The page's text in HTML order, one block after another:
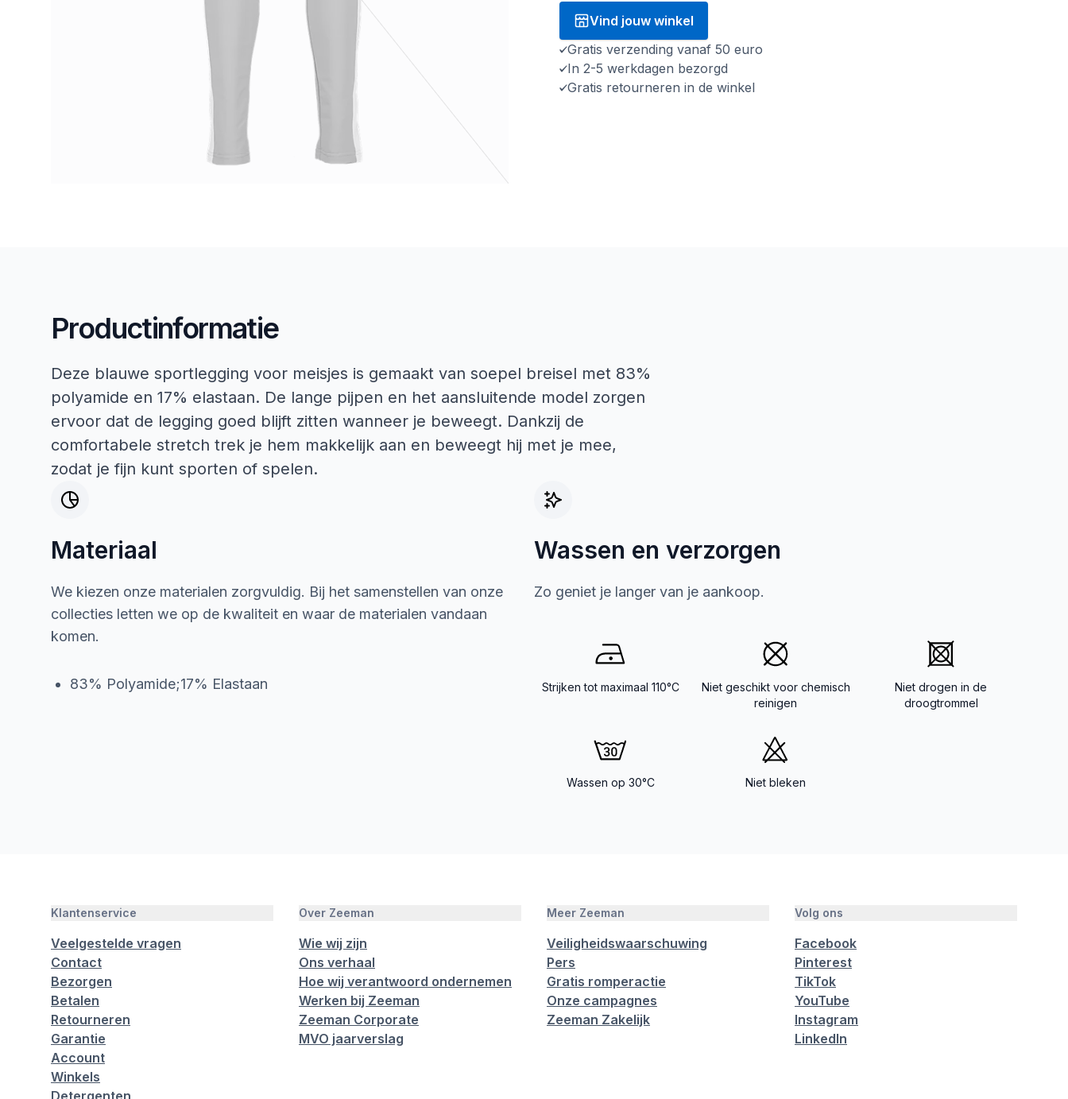
Vind jouw winkel
Gratis verzending vanaf 50 euro
In 2-5 werkdagen bezorgd
Gratis retourneren in de winkel
Productinformatie
Deze blauwe sportlegging voor meisjes is gemaakt van soepel breisel met 83%
polyamide en 17% elastaan. De lange pijpen en het aansluitende model zorgen
ervoor dat de legging goed blijft zitten wanneer je beweegt. Dankzij de
comfortabele stretch trek je hem makkelijk aan en beweegt hij met je mee,
zodat je fijn kunt sporten of spelen.
Materiaal
We kiezen onze materialen zorgvuldig. Bij het samenstellen van onze
collecties letten we op de kwaliteit en waar de materialen vandaan
komen.
83% Polyamide;17% Elastaan
Wassen en verzorgen
Zo geniet je langer van je aankoop.
Strijken tot maximaal 110°C
Niet geschikt voor chemisch
reinigen
Niet drogen in de
droogtrommel
Wassen op 30°C Niet bleken
Klantenservice
Veelgestelde vragen
Contact
Bezorgen
Betalen
Retourneren
Garantie
Account
Winkels
Detergenten
Over Zeeman
Wie wij zijn
Ons verhaal
Hoe wij verantwoord ondernemen
Werken bij Zeeman
Zeeman Corporate
MVO jaarverslag
Meer Zeeman
Veiligheidswaarschuwing
Pers
Gratis romperactie
Onze campagnes
Zeeman Zakelijk
Volg ons
Facebook
Pinterest
TikTok
YouTube
Instagram
LinkedIn